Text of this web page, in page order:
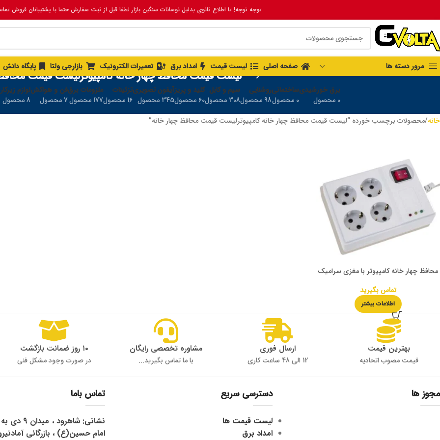
توجه توجه! تا اطلاع ثانوی بدلیل نوسانات سنگین بازار لطفا قبل از ثبت سفارش حتما با پشتیبانان فروش
مرور دسته ها صفحه اصلی لیست قیمت امداد برق تعمیرات الکترونیک بازارجی ولتا پایگاه دانش
لیست قیمت محافظ چهار خانه کامپیوترلیست قیمت
برق خورشیدی
0 محصول
ساختمانی
0 محصول
روشنایی
98 محصول
سیم و کابل
308 محصول
کلید و پریز
60 محصول
آیفون تصویری
345 محصول
تزئینات
16 محصول
ملزومات برق
177 محصول
فن و هواکش
7 محصول
لوازم
8 محصول
خانه محصولات برچسب خورده “لیست قیمت محافظ چهار خانه کامپیوترلیست قیمت محافظ چهار خانه”
محافظ چهار خانه کامپیوتر با مغزی سرامیک
تماس بگیرید
اطلاعات بیشتر
بهترین قیمت
قیمت مصوب اتحادیه
ارسال فوری
12 الی 48 ساعت کاری
مشاوره تخصصی رایگان
با ما تماس بگیرید...
۱۰ روز ضمانت بازگشت
در صورت وجود مشکل فنی
مجوز ها دسترسی سریع
لیست قیمت ها
امداد برق
تماس باما
نشانی:
امام حسین(ع) ، بازرگانی